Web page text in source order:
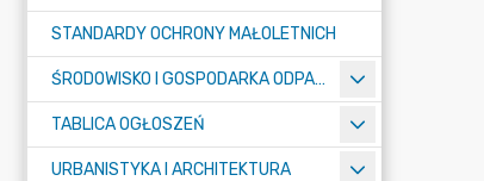
STANDARDY OCHRONY MAŁOLETNICH
ŚRODOWISKO I GOSPODARKA ODPADAMI
TABLICA OGŁOSZEŃ
URBANISTYKA I ARCHITEKTURA